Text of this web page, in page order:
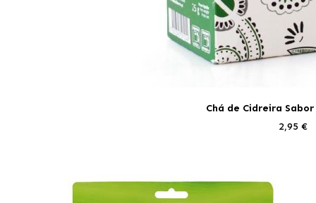
Chá de Cidreira
2,95 €